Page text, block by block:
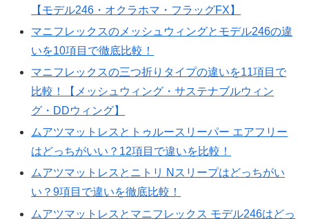
【モデル246・オクラホマ・フラッグFX】
マニフレックスのメッシュウィングとモデル246の違
いを10項目で徹底比較！
マニフレックスの三つ折りタイプの違いを11項目で
比較！【メッシュウィング・サステナブルウィン
グ・DDウィング】
ムアツマットレスとトゥルースリーパー エアフリー
はどっちがいい？12項目で違いを比較！
ムアツマットレスとニトリ Nスリープはどっちがい
い？9項目で違いを徹底比較！
ムアツマットレスとマニフレックス モデル246はどっ